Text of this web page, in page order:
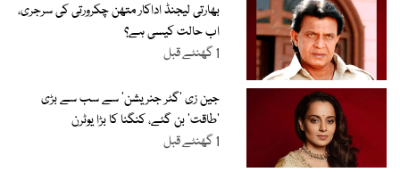
بھارتی لیجنڈ اداکار متھن چکرورتی کی سرجری،
اب حالت کیسی ہے؟
1 گھنٹے قبل
جین زی ’گٹر جنریشن‘ سے سب سے بڑی
’طاقت‘ بن گئے، کنگنا کا بڑا یوٹرن
1 گھنٹے قبل